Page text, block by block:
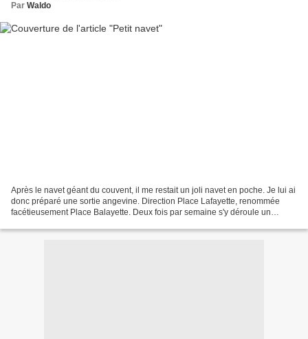
Par Waldo
Après le navet géant du couvent, il me restait un joli navet en poche. Je lui ai
donc préparé une sortie angevine. Direction Place Lafayette, renommée
facétieusement Place Balayette. Deux fois par semaine s'y déroule un